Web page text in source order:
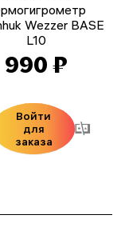
Wezzer BASE
L10
990 ₽
Войти
для
заказа